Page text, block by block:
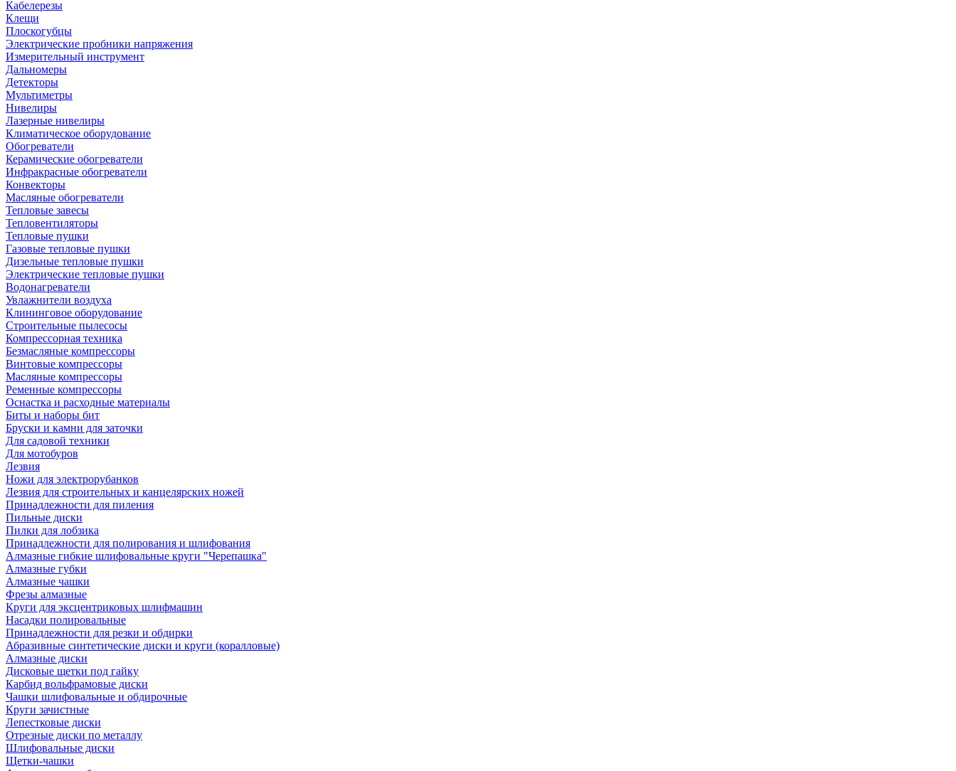
Кабелерезы
Клещи
Плоскогубцы
Электрические пробники напряжения
Измерительный инструмент
Дальномеры
Детекторы
Мультиметры
Нивелиры
Лазерные нивелиры
Климатическое оборудование
Обогреватели
Керамические обогреватели
Инфракрасные обогреватели
Конвекторы
Масляные обогреватели
Тепловые завесы
Тепловентиляторы
Тепловые пушки
Газовые тепловые пушки
Дизельные тепловые пушки
Электрические тепловые пушки
Водонагреватели
Увлажнители воздуха
Клининговое оборудование
Строительные пылесосы
Компрессорная техника
Безмасляные компрессоры
Винтовые компрессоры
Масляные компрессоры
Ременные компрессоры
Оснастка и расходные материалы
Биты и наборы бит
Бруски и камни для заточки
Для садовой техники
Для мотобуров
Лезвия
Ножи для электрорубанков
Лезвия для строительных и канцелярских ножей
Принадлежности для пиления
Пильные диски
Пилки для лобзика
Принадлежности для полирования и шлифования
Алмазные гибкие шлифовальные круги "Черепашка"
Алмазные губки
Алмазные чашки
Фрезы алмазные
Круги для эксцентриковых шлифмашин
Насадки полировальные
Принадлежности для резки и обдирки
Абразивные синтетические диски и круги (коралловые)
Алмазные диски
Дисковые щетки под гайку
Карбид вольфрамовые диски
Чашки шлифовальные и обдирочные
Круги зачистные
Лепестковые диски
Отрезные диски по металлу
Шлифовальные диски
Щетки-чашки